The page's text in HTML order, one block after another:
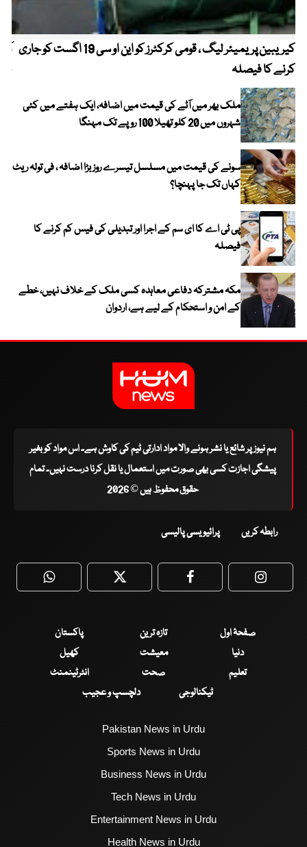
کیریبین پریمیئر لیگ ، قومی کرکٹرز کو این او سی 19 اگست کو جاری
کرنے کا فیصلہ
ملک بھر میں آٹے کی قیمت میں اضافہ، ایک ہفتے میں کئی
شہروں میں 20 کلو تھیلا 100 روپے تک مہنگا
سونے کی قیمت میں مسلسل تیسرے روز بڑا اضافہ ، فی تولہ ریٹ
کہاں تک جا پہنچا؟
پی ٹی اے کا ای سم کے اجرا اور تبدیلی کی فیس کم کرنے کا
فیصلہ
مکہ مشترکہ دفاعی معاہدہ کسی ملک کے خلاف نہیں، خطے
کے امن و استحکام کے لیے ہے، اردوان
ہم نیوز پر شائع یا نشر ہونے والا مواد ادارتی ٹیم کی کاوش ہے۔ اس مواد کو بغیر
پیشگی اجازت کسی بھی صورت میں استعمال یا نقل کرنا درست نہیں۔ تمام
حقوق محفوظ ہیں © 2026
رابطہ کریں پرائیویسی پالیسی
WhatsApp Twitter Facebook
صفحۂ اول تازہ ترین
پاکستان
دنیا
معیشت
کھیل
تعلیم
صحت
انٹرٹینمنٹ
ٹیکنالوجی
دلچسپ و عجیب
Pakistan News in Urdu
Sports News in Urdu
Business News in Urdu
Tech News in Urdu
Entertainment News in Urdu
Health News in Urdu